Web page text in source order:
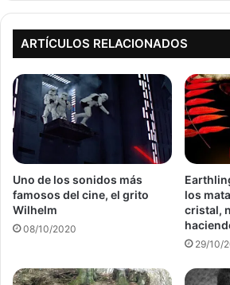
tener
frío
ARTÍCULOS RELACIONADOS
Uno de los sonidos más
famosos del cine, el grito
Wilhelm
08/10/2020
los
cristal,
29/10/